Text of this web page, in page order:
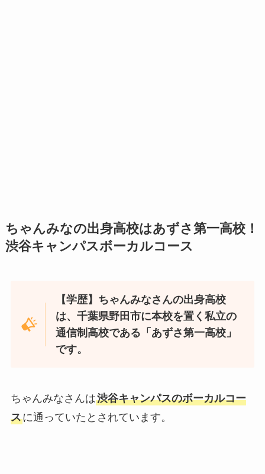
ちゃんみなの出身高校はあずさ第一高校！
渋谷キャンパスボーカルコース
【学歴】ちゃんみなさんの出身高校
は、千葉県野田市に本校を置く私立の
通信制高校である「あずさ第一高校」
です。
ちゃんみなさんは渋谷キャンパスのボーカルコー
スに通っていたとされています。